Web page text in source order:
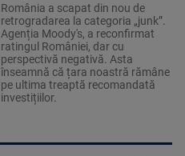
România a scapat din nou de
retrogradarea la categoria „junk”.
Agenția Moody's, a reconfirmat
ratingul României, dar cu
perspectivă negativă. Asta
înseamnă că țara noastră rămâne
pe ultima treaptă recomandată
investițiilor.